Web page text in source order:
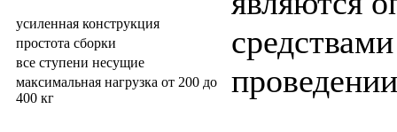
усиленная конструкция
простота сборки
все ступени несущие
максимальная нагрузка от 200 до
400 кг